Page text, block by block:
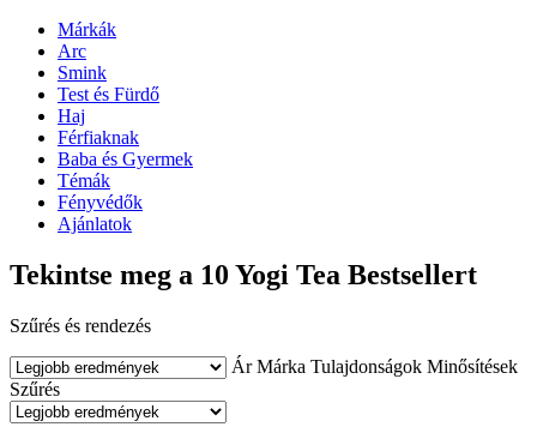
Márkák
Arc
Smink
Test és Fürdő
Haj
Férfiaknak
Baba és Gyermek
Témák
Fényvédők
Ajánlatok
Tekintse meg a 10 Yogi Tea Bestsellert
Szűrés és rendezés
Ár Márka Tulajdonságok Minősítések
Szűrés